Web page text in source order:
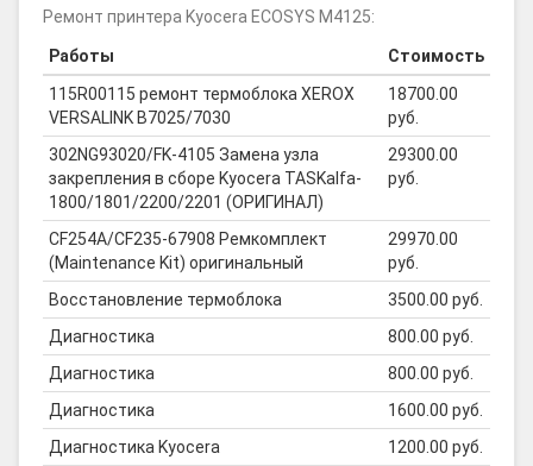
Ремонт принтера Kyocera ECOSYS M4125:
Работы
Стоимость
115R00115 ремонт термоблока XEROX
VERSALINK B7025/7030
18700.00
руб.
302NG93020/FK-4105 Замена узла
закрепления в сборе Kyocera TASKalfa-
1800/1801/2200/2201 (ОРИГИНАЛ)
29300.00
руб.
CF254A/CF235-67908 Ремкомплект
(Maintenance Kit) оригинальный
29970.00
руб.
Восстановление термоблока
3500.00 руб.
Диагностика
800.00 руб.
Диагностика
800.00 руб.
Диагностика
1600.00 руб.
Диагностика Kyocera
1200.00 руб.